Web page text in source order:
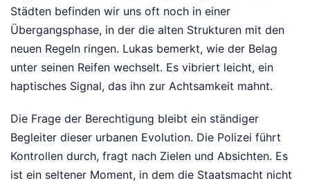
Städten befinden wir uns oft noch in einer
Übergangsphase, in der die alten Strukturen mit den
neuen Regeln ringen. Lukas bemerkt, wie der Belag
unter seinen Reifen wechselt. Es vibriert leicht, ein
haptisches Signal, das ihn zur Achtsamkeit mahnt.
Die Frage der Berechtigung bleibt ein ständiger
Begleiter dieser urbanen Evolution. Die Polizei führt
Kontrollen durch, fragt nach Zielen und Absichten. Es
ist ein seltener Moment, in dem die Staatsmacht nicht